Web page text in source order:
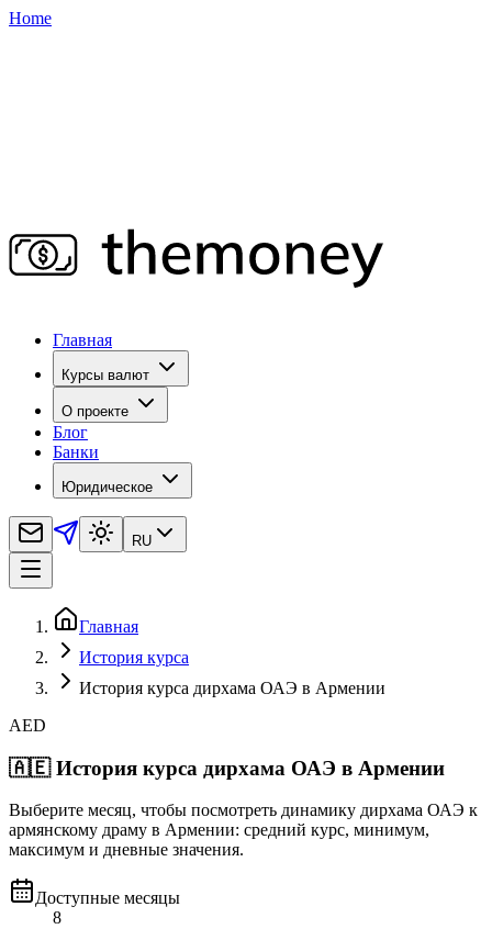
Home
Главная
Курсы валют
О проекте
Блог
Банки
Юридическое
RU
Главная
История курса
История курса дирхама ОАЭ в Армении
AED
🇦🇪 История курса дирхама ОАЭ в Армении
Выберите месяц, чтобы посмотреть динамику дирхама ОАЭ к
армянскому драму в Армении: средний курс, минимум,
максимум и дневные значения.
Доступные месяцы
8